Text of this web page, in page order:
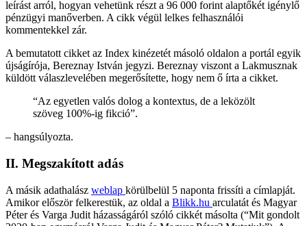
leírást arról, hogyan vehetünk részt a 96 000 forint alaptőkét igénylő
pénzügyi manőverben. A cikk végül lelkes felhasználói
kommentekkel zár.
A bemutatott cikket az Index kinézetét másoló oldalon a portál egyik
újságírója, Bereznay István jegyzi. Bereznay viszont a Lakmusznak
küldött válaszlevelében megerősítette, hogy nem ő írta a cikket.
“Az egyetlen valós dolog a kontextus, de a leközölt
szöveg 100%-ig fikció”.
– hangsúlyozta.
II. Megszakított adás
A másik adathalász weblap körülbelül 5 naponta frissíti a címlapját.
Amikor először felkerestük, az oldal a Blikk.hu arculatát és Magyar
Péter és Varga Judit házasságáról szóló cikkét másolta (“Mit gondolt